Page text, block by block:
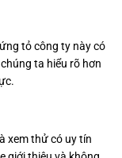
tỏ công ty này có
ta hiểu rõ hơn
xem thử có uy tín